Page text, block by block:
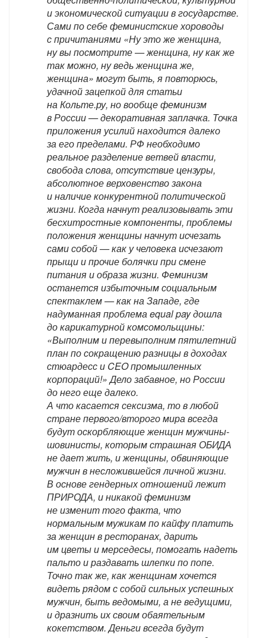
и экономической ситуации в государстве.
Сами по себе феминистские хороводы
с причитаниями «Ну это же женщина,
ну вы посмотрите — женщина, ну как же
так можно, ну ведь женщина же,
женщина» могут быть, я повторюсь,
удачной зацепкой для статьи
на Кольте.ру, но вообще феминизм
в России — декоративная заплачка. Точка
приложения усилий находится далеко
за его пределами. РФ необходимо
реальное разделение ветвей власти,
свобода слова, отсутствие цензуры,
абсолютное верховенство закона
и наличие конкурентной политической
жизни. Когда начнут реализовывать эти
бесхитростные компоненты, проблемы
положения женщины начнут исчезать
сами собой — как у человека исчезают
прыщи и прочие болячки при смене
питания и образа жизни. Феминизм
останется избыточным социальным
спектаклем — как на Западе, где
надуманная проблема equal pay дошла
до карикатурной комсомольщины:
«Выполним и перевыполним пятилетний
план по сокращению разницы в доходах
стюардесс и CEO промышленных
корпораций!» Дело забавное, но России
до него еще далеко.
А что касается сексизма, то в любой
стране первого/второго мира всегда
будут оскорбляющие женщин мужчины-
шовинисты, которым страшная ОБИДА
не дает жить, и женщины, обвиняющие
мужчин в несложившейся личной жизни.
В основе гендерных отношений лежит
ПРИРОДА, и никакой феминизм
не изменит того факта, что
нормальным мужикам по кайфу платить
за женщин в ресторанах, дарить
им цветы и мерседесы, помогать надеть
пальто и раздавать шлепки по попе.
Точно так же, как женщинам хочется
видеть рядом с собой сильных успешных
мужчин, быть ведомыми, а не ведущими,
и дразнить их своим обаятельным
кокетством. Деньги всегда будут